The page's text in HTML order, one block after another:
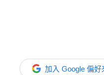
加入 Google 偏好